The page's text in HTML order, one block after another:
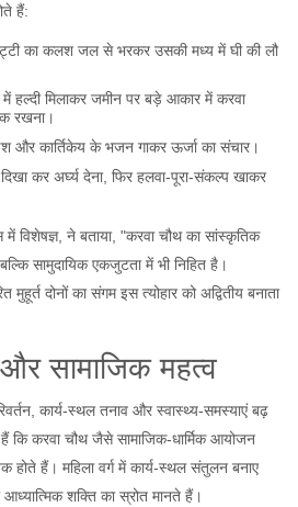
हैं:
का कलश जल से भरकर उसकी मध्य में घी की लौ
हल्दी मिलाकर जमीन पर बड़े आकार में करवा
रखना।
और कार्तिकेय के भजन गाकर ऊर्जा का संचार।
कर अर्घ्य देना, फिर हलवा‑पूरा‑संकल्प खाकर
में विशेषज्ञ, ने बताया, "करवा चौथ का सांस्कृतिक
सामुदायिक एकजुटता में भी निहित है।
मुहूर्त दोनों का संगम इस त्योहार को अद्वितीय बनाता
और सामाजिक महत्व
कार्य‑स्थल तनाव और स्वास्थ्य‑समस्याएं बढ़
कि करवा चौथ जैसे सामाजिक-धार्मिक आयोजन
होते हैं। महिला वर्ग में कार्य‑स्थल संतुलन बनाए
शक्ति का स्रोत मानते हैं।